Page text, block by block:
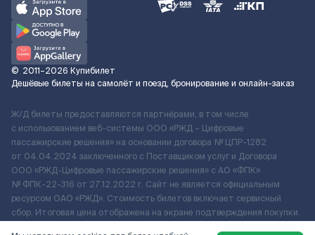
© 2011–2026 Купибилет
Дешёвые билеты на самолёт и поезд, бронирование и онлайн-заказ
Ж/Д билеты предоставляются партнёрами, в том числе
с использованием веб-системы ООО «РЖД – Цифровые
пассажирские решения» на основании договора № ЦПР-1282
от 04.04.2024 заключенного с Поставщиком услуг и Договора
ООО «РЖД-Цифровые пассажирские решения» c АО «ФПК»
№ ФПК-22-316 от 27.12.2022 г. Сайт не является официальным
ресурсом ОАО «РЖД». Стоимость билетов включает сервисный
сбор. Итоговая цена отображена на экране подтверждения покупки.